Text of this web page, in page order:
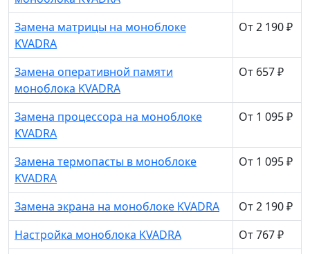
Замена матрицы на моноблоке
KVADRA
От 2 190 ₽
Замена оперативной памяти
моноблока KVADRA
От 657 ₽
Замена процессора на моноблоке
KVADRA
От 1 095 ₽
Замена термопасты в моноблоке
KVADRA
От 1 095 ₽
Замена экрана на моноблоке KVADRA
От 2 190 ₽
Настройка моноблока KVADRA
От 767 ₽